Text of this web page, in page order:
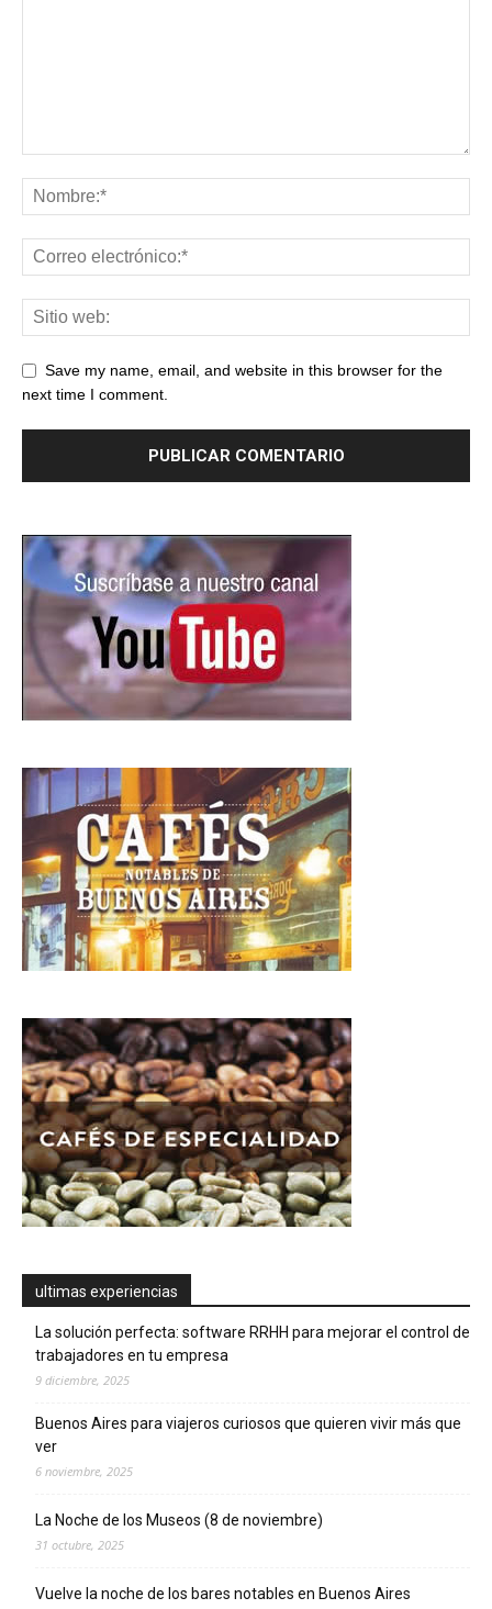
Save my name, email, and website in this browser for the
next time I comment.
ultimas experiencias
La solución perfecta: software RRHH para mejorar el control de
trabajadores en tu empresa
9 diciembre, 2025
Buenos Aires para viajeros curiosos que quieren vivir más que
ver
6 noviembre, 2025
La Noche de los Museos (8 de noviembre)
31 octubre, 2025
Vuelve la noche de los bares notables en Buenos Aires